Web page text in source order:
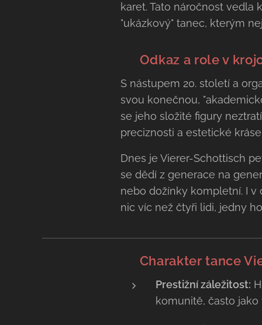
karet. Tato náročnost vedla
"ukázkový" tanec, kterým
🥨 Odkaz a role v
S nástupem 20. století a
svou konečnou,
se jeho složité figury
preciznosti a estetické
Dnes je Vierer-Schottisch
se dědí z generace na
nebo dožínky kompletní. I
nic víc než čtyři lidi, jedny
💃 Charakter tance
Prestižní záležitost:
komunitě, často jako